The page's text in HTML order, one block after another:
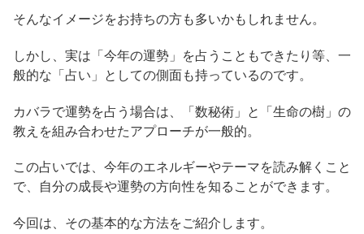
そんなイメージをお持ちの方も多いかもしれません。
しかし、実は「今年の運勢」を占うこともできたり等、一
般的な「占い」としての側面も持っているのです。
カバラで運勢を占う場合は、「数秘術」と「生命の樹」の
教えを組み合わせたアプローチが一般的。
この占いでは、今年のエネルギーやテーマを読み解くこと
で、自分の成長や運勢の方向性を知ることができます。
今回は、その基本的な方法をご紹介します。